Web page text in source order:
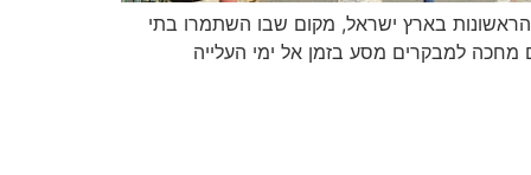
בארץ ישראל, מקום שבו השתמרו בתי
מחכה למבקרים מסע בזמן אל ימי העלייה